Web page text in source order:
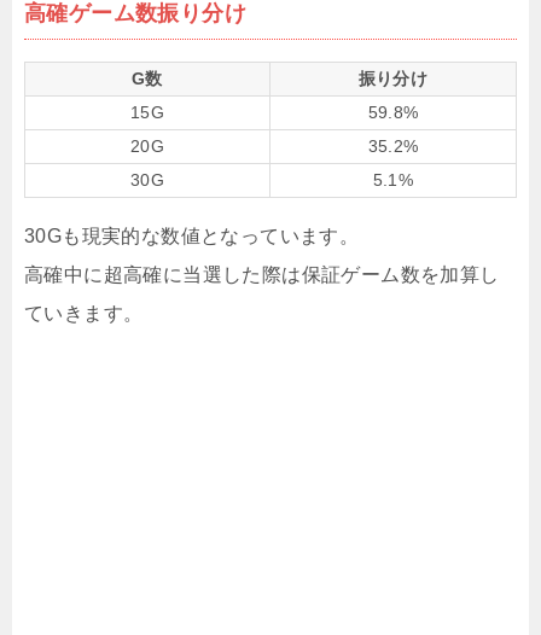
高確ゲーム数振り分け
G数
振り分け
15G
59.8%
20G
35.2%
30G
5.1%
30Gも現実的な数値となっています。
高確中に超高確に当選した際は保証ゲーム数を加算し
ていきます。